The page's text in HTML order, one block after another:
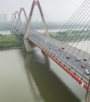
HỒN VIỆT
SỨC SỐNG VIỆT
THỂ THAO
ĐỜI SỐNG VĂN HÓA